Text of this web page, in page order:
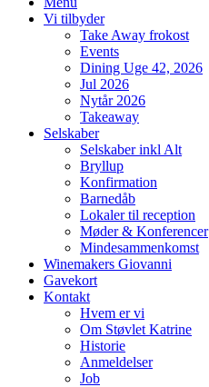
Vi tilbyder
Take Away frokost
Events
Dining Uge 42, 2026
Jul 2026
Nytår 2026
Takeaway
Selskaber
Selskaber inkl Alt
Bryllup
Konfirmation
Barnedåb
Lokaler til reception
Møder & Konferencer
Mindesammenkomst
Winemakers Giovanni
Gavekort
Kontakt
Hvem er vi
Om Støvlet Katrine
Historie
Anmeldelser
Job